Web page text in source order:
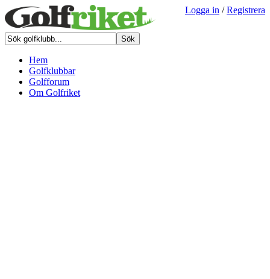
Logga in /Registrera
Hem
Golfklubbar
Golfforum
Om Golfriket